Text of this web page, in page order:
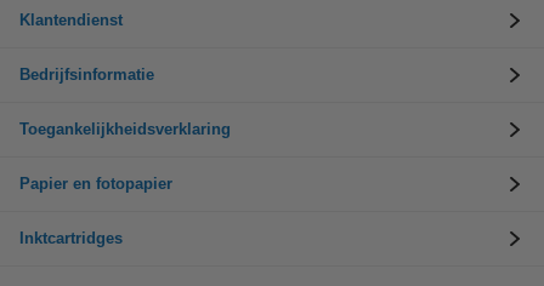
Klantendienst
Bedrijfsinformatie
Toegankelijkheidsverklaring
Papier en fotopapier
Inktcartridges